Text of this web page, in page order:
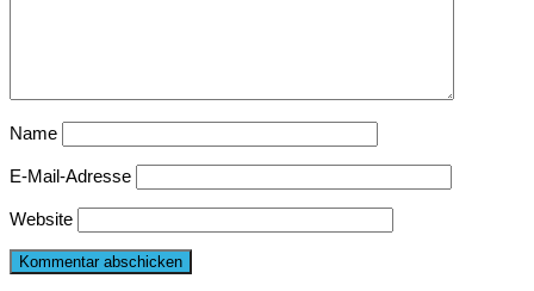
Name
E-Mail-Adresse
Website